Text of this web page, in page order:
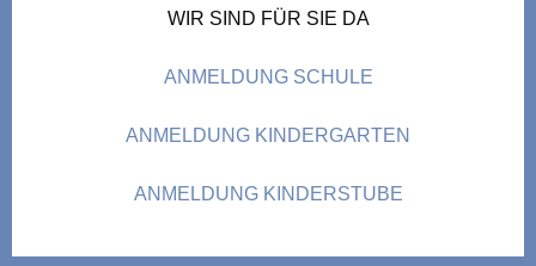
WIR SIND FÜR SIE DA
ANMELDUNG SCHULE
ANMELDUNG KINDERGARTEN
ANMELDUNG KINDERSTUBE